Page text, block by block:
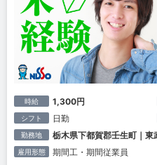
時給 1,300円
シフト 日勤
勤務地 栃木県下都賀郡壬生町｜
雇用形態 期間工・期間従業員